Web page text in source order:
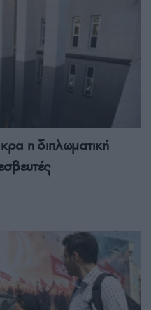
η διπλωματική